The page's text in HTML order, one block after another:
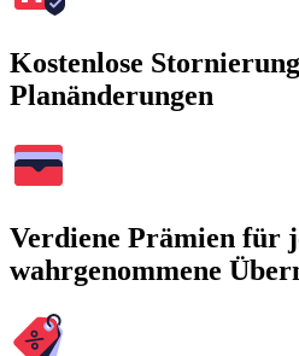
Kostenlose
Planänderungen
Verdiene Prämien für
wahrgenommene